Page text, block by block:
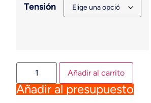
Tensión
Añadir al carrito
Añadir al presupuesto